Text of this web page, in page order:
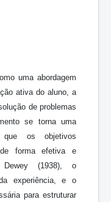
uma abordagem
ativa do aluno, a
de problemas
se torna uma
que os objetivos
de forma efetiva e
(1938), o
experiência, e o
para estruturar